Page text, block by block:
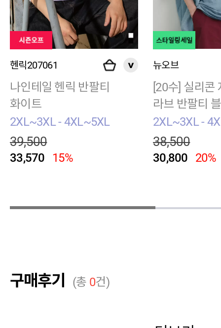
헨릭207061
나인테일 헨릭 반팔티
화이트
2XL~3XL - 4XL~5XL
39,500
33,570 15%
뉴오브
[20수] 실리콘
라브 반팔티
이
2XL~3XL -
38,500
30,800 20%
구매후기 (총 0건)